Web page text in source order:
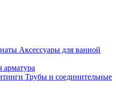
Аксессуары для ванной
арматура
Трубы и соединительные